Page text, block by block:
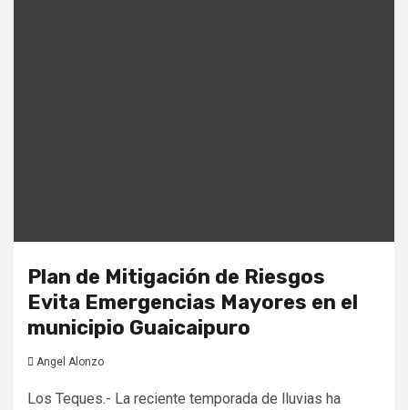
Plan de Mitigación de Riesgos
Evita Emergencias Mayores en el
municipio Guaicaipuro
Angel Alonzo
Los Teques.- La reciente temporada de lluvias ha